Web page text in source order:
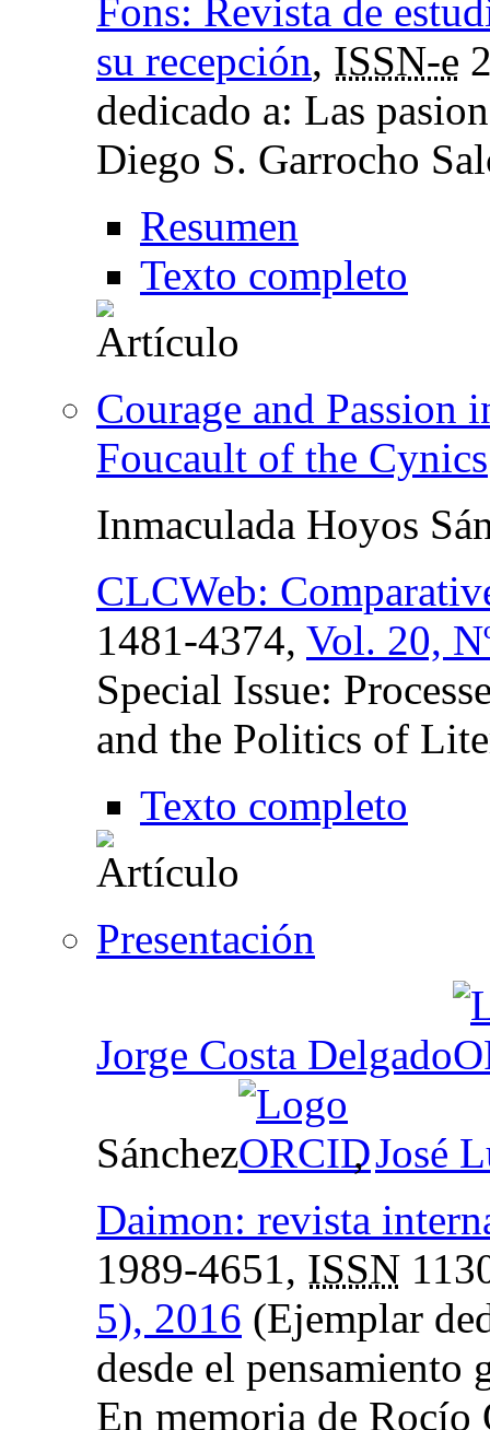
Fons: Revista de
su recepción, ISSN-e
dedicado a: Las
Diego S. Garrocho
Resumen
Texto completo
Courage and Passion
Foucault of the Cynics
Inmaculada Hoyos
CLCWeb:
1481-4374, Vol. 20,
Special Issue:
and the Politics of
Texto completo
Presentación
Jorge Costa Delgado
Sánchez ,José
Daimon: revista
1989-4651, ISSN
5), 2016 (Ejemplar
desde el pensamiento
En memoria de